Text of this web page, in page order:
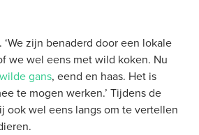
zijn benaderd door een lokale
we wel eens met wild koken. Nu
wilde gans, eend en haas. Het is
te mogen werken.’ Tijdens de
ook wel eens langs om te vertellen